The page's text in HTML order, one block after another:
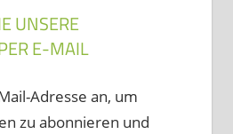
UNSERE
E-MAIL
Adresse an, um
zu abonnieren und